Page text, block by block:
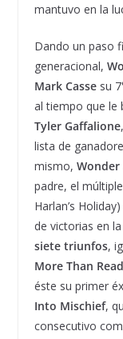
mantuvo en la
Dando un paso
generacional,
Mark Cassesu
al tiempo que le
Tyler Gaffalione
lista de
mismo, Wonder
padre, el
Harlan’s
de victorias en
siete triunfos,
More Than
éste su primer
Into Mischief,
consecutivo